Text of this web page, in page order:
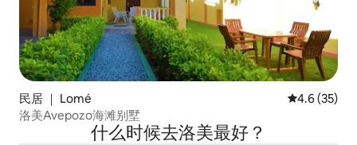
民居 ｜ Lomé 平均评分
4.6 (35)
洛美Avepozo海滩别墅
什么时候去洛美最好？